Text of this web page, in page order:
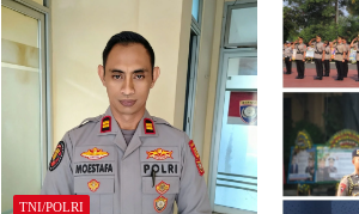
TNI/POLRI